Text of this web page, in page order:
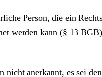
Person, die ein
werden kann (§ 13
nicht anerkannt, es sei